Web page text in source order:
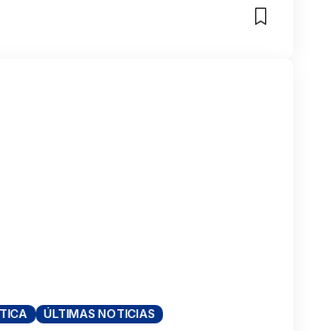
ÚLTIMAS NOTICIAS